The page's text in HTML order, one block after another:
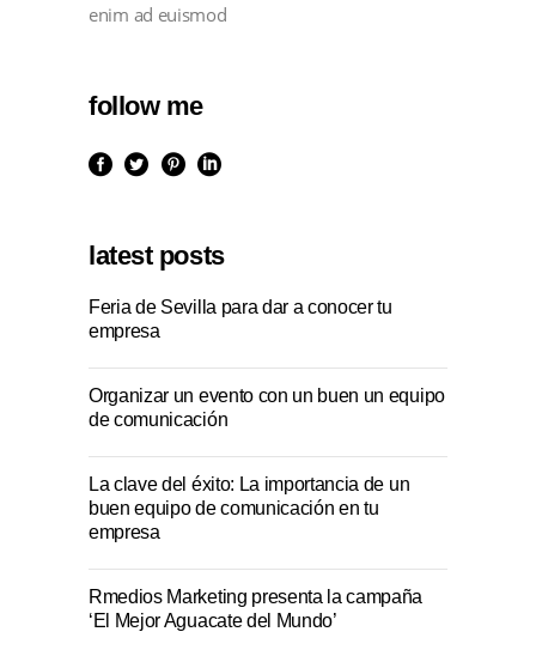
enim ad euismod
follow me
latest posts
Feria de Sevilla para dar a conocer tu
empresa
Organizar un evento con un buen un equipo
de comunicación
La clave del éxito: La importancia de un
buen equipo de comunicación en tu
empresa
Rmedios Marketing presenta la campaña
‘El Mejor Aguacate del Mundo’